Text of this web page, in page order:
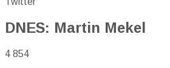
DNES: Martin Mekel
4 854